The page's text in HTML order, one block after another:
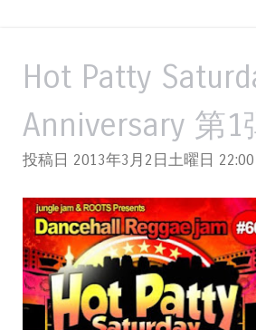
Hot Patty
Anniversary 第1
投稿日 2013年3月2日土曜日 22:00